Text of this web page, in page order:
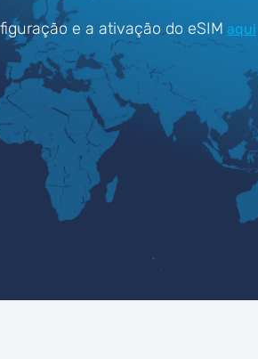
e a ativação do eSIM aqui